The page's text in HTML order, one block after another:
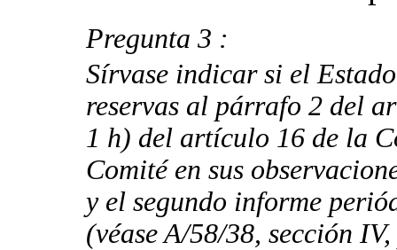
Pregunta 3 :
Sírvase indicar si el
reservas al párrafo 2 del
1 h) del artículo 16 de la
Comité en sus
y el segundo informe
(véase A/58/38, sección